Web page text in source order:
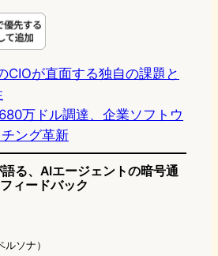
s
o
d
o
n
u
e
k
y
e
o
o
k
e
a
CIOが直面する独自の課題と
万ドル調達、企業ソフトウ
ング革新
る、AIエージェントの暗号通
ィードバック
ソナ）